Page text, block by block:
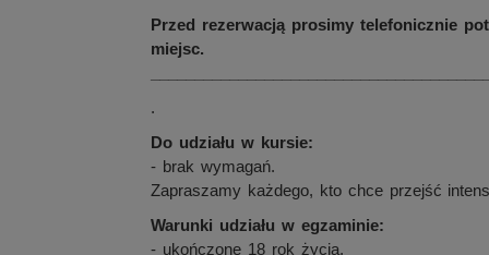
Przed rezerwacją prosimy telefonicznie
miejsc.
.
Do udziału w kursie:
- brak wymagań.
Zapraszamy każdego, kto chce przejść
Warunki udziału w egzaminie:
- ukończone 18 rok życia,